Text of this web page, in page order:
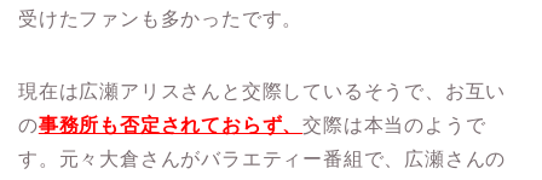
受けたファンも多かったです。
現在は広瀬アリスさんと交際しているそうで、お互い
の事務所も否定されておらず、交際は本当のようで
す。元々大倉さんがバラエティー番組で、広瀬さんの